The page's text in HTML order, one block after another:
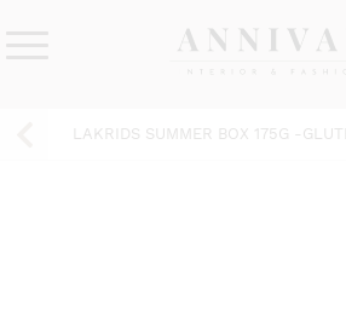
&
LAKRIDS SUMMER BOX 175G -